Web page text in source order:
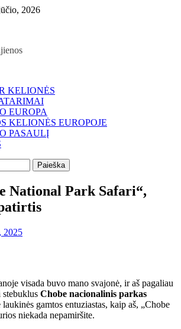
2026
KELIONĖS
EUROPA
KELIONĖS EUROPOJE
PASAULĮ
National Park Safari“,
2025
visada buvo mano svajonė, ir aš pagaliau
Chobe nacionalinis parkas
laukinės gamtos entuziastas, kaip aš, „Chobe
niekada nepamiršite.